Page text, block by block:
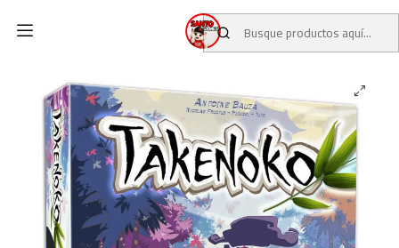
JUEGOS DE MESA Takenoko